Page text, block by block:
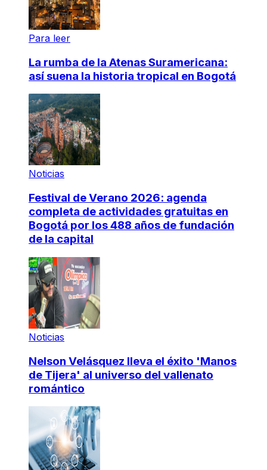
Para leer
La rumba de la Atenas Suramericana:
así suena la historia tropical en Bogotá
Noticias
Festival de Verano 2026: agenda
completa de actividades gratuitas en
Bogotá por los 488 años de fundación
de la capital
Noticias
Nelson Velásquez lleva el éxito 'Manos
de Tijera' al universo del vallenato
romántico